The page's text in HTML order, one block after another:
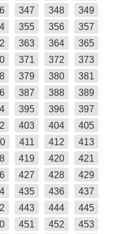
347 348
349
355 356
357
363 364
365
371 372
373
379 380
381
387 388
389
395 396
397
403 404
405
411 412
413
419 420
421
427 428
429
435 436
437
443 444
445
451 452
453